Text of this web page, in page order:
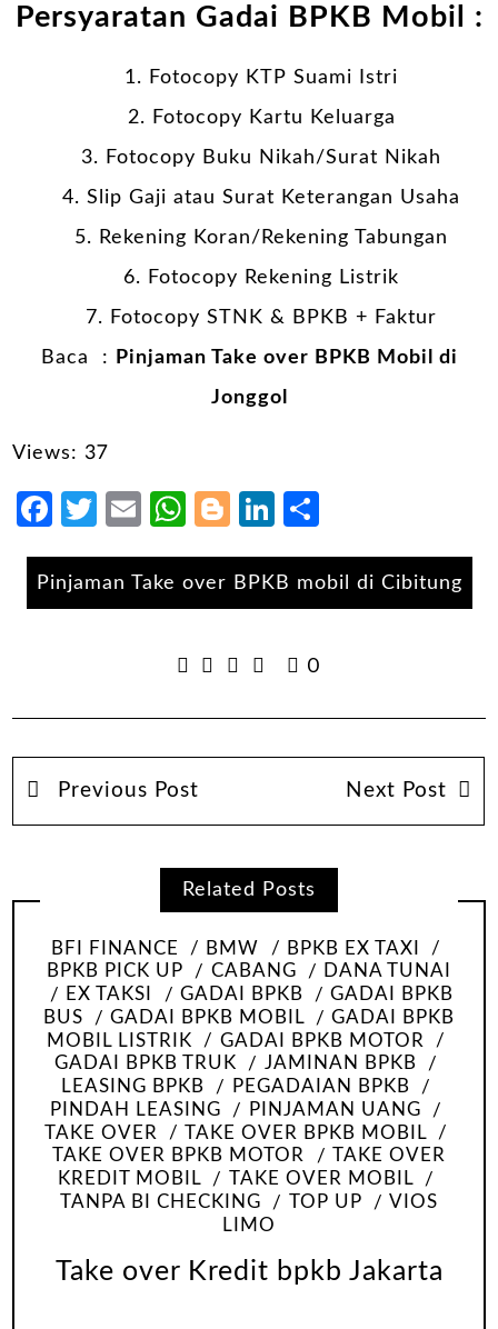
Persyaratan Gadai BPKB Mobil :
Fotocopy KTP Suami Istri
Fotocopy Kartu Keluarga
Fotocopy Buku Nikah/Surat Nikah
Slip Gaji atau Surat Keterangan Usaha
Rekening Koran/Rekening Tabungan
Fotocopy Rekening Listrik
Fotocopy STNK & BPKB + Faktur
Baca :
Pinjaman Take over BPKB Mobil di
Jonggol
Views: 37
Facebook
Twitter
EmailWhatsApp
Blogger
LinkedIn
Pinjaman Take over BPKB mobil di Cibitung
0
Previous Post Next Post
Related Posts
BFI FINANCE BMW
BPKB EX TAXI
BPKB PICK UP
CABANG
DANA TUNAI
EX TAKSI
GADAI BPKB
GADAI BPKB
BUS
GADAI BPKB MOBIL
GADAI BPKB
MOBIL LISTRIK
GADAI BPKB MOTOR
GADAI BPKB TRUK
JAMINAN BPKB
LEASING BPKB
PEGADAIAN BPKB
PINDAH LEASING
PINJAMAN UANG
TAKE OVER
TAKE OVER BPKB MOBIL
TAKE OVER BPKB MOTOR
TAKE OVER
KREDIT MOBIL
TAKE OVER MOBIL
TANPA BI CHECKING
TOP UP
VIOS
LIMO
Take over Kredit bpkb Jakarta